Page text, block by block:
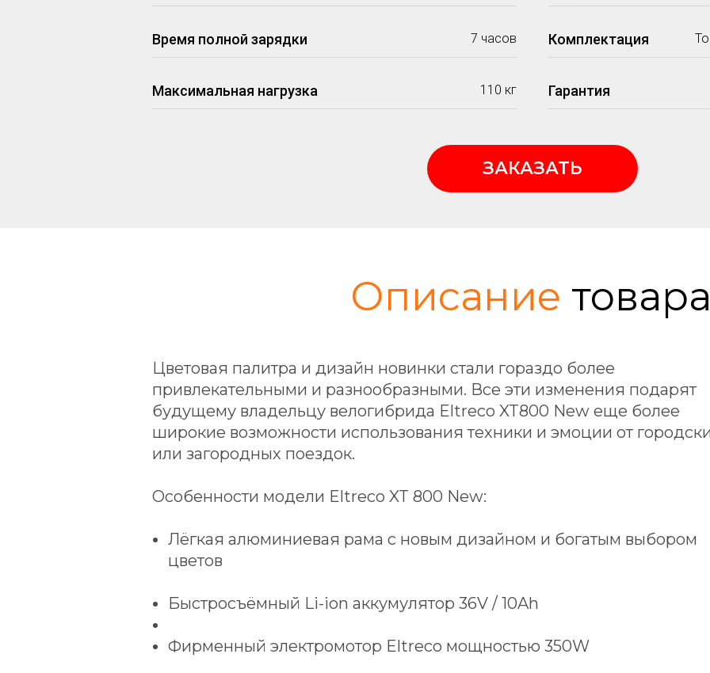
Время полной зарядки 7 часов
Максимальная нагрузка 110 кг
Комплектация
Гарантия
ЗАКАЗАТЬ
Описание
Цветовая палитра и дизайн новинки стали гораздо более
привлекательными и разнообразными. Все эти изменения подарят
будущему владельцу велогибрида Eltreco XT800 New еще более
широкие возможности использования техники и эмоции от
или загородных поездок.
Особенности модели Eltreco XT 800 New:
Лёгкая алюминиевая рама с новым дизайном и богатым выбором
цветов
Быстросъёмный Li-ion аккумулятор 36V / 10Ah
Фирменный электромотор Eltreco мощностью 350W